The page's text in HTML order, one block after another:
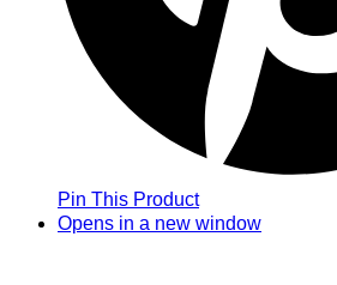
Pin This Product
Opens in a new window